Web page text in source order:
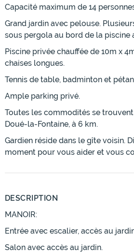
Capacité maximum de 14
Grand jardin avec pelouse.
sous pergola au bord de la piscine
Piscine privée chauffée de 10m x
chaises longues.
Tennis de table, badminton et
Ample parking privé.
Toutes les commodités se
Doué-la-Fontaine, à 6 km.
Gardien réside dans le gîte voisin.
moment pour vous aider et vous
DESCRIPTION
MANOIR:
Entrée avec escalier, accès au
Salon avec accès au jardin.